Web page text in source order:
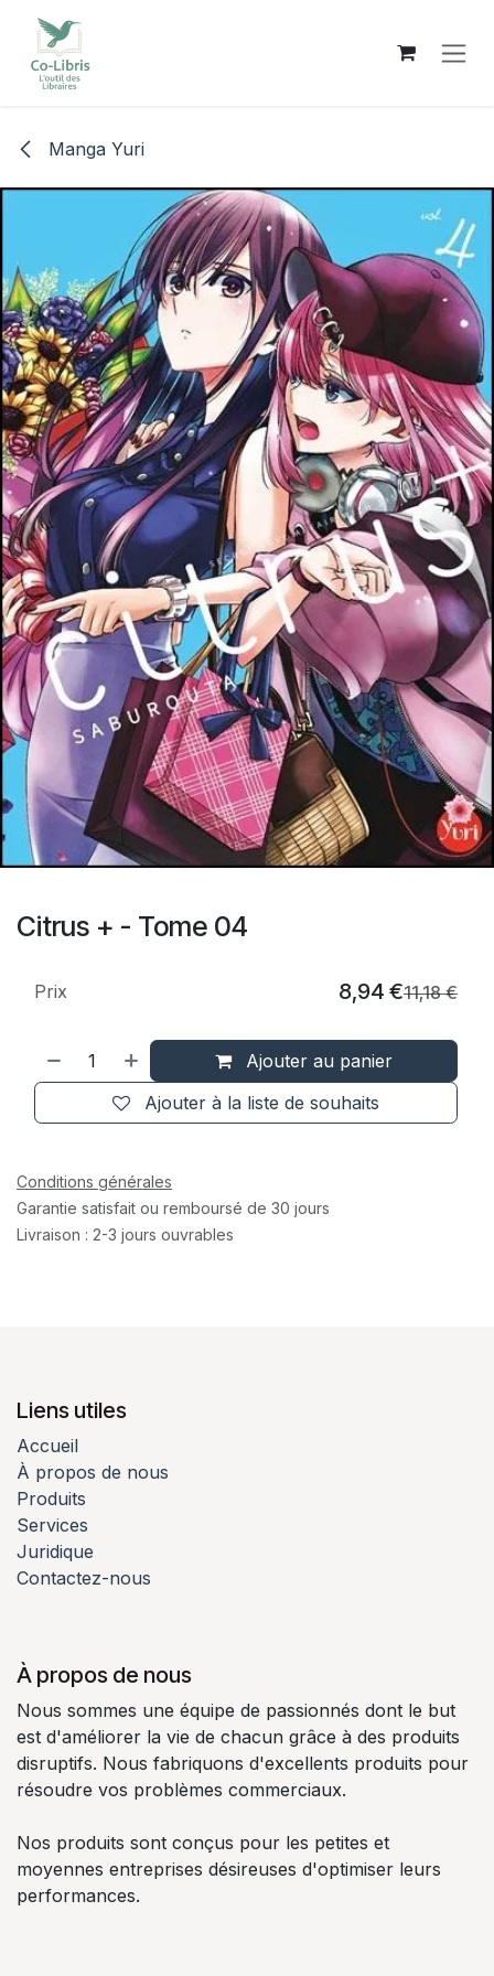
Se rendre au contenu
Manga Yuri
Citrus + - Tome 04
Ajouter au panier
Ajouter à la liste de souhaits
Prix 8,94 €11,18€
Conditions générales
Garantie satisfait ou remboursé de 30 jours
Livraison : 2-3 jours ouvrables
Liens utiles
Accueil
À propos de nous
Produits
Services
Juridique
Contactez-nous
À propos de nous
Nous sommes une équipe de passionnés dont le but
est d'améliorer la vie de chacun grâce à des produits
disruptifs. Nous fabriquons d'excellents produits pour
résoudre vos problèmes commerciaux.
Nos produits sont conçus pour les petites et
moyennes entreprises désireuses d'optimiser leurs
performances.